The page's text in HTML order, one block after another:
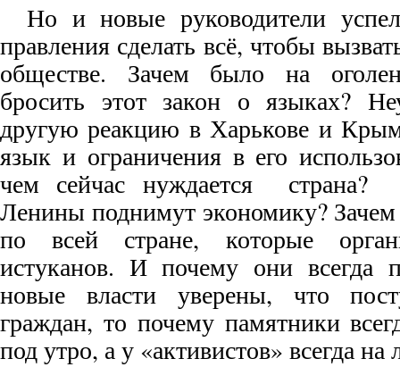
Но и новые руководители
правления сделать всё, чтобы
обществе. Зачем было на
бросить этот закон о языках?
другую реакцию в Харькове и
язык и ограничения в его
чем сейчас нуждается
Ленины поднимут экономику? Зачем
по всей стране, которые
истуканов. И почему они всегда
новые власти уверены, что
граждан, то почему памятники
под утро, а у «активистов» всегда